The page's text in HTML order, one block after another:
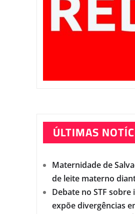
ÚLTIMAS
Maternidade de
de leite materno
Debate no STF
expõe divergências